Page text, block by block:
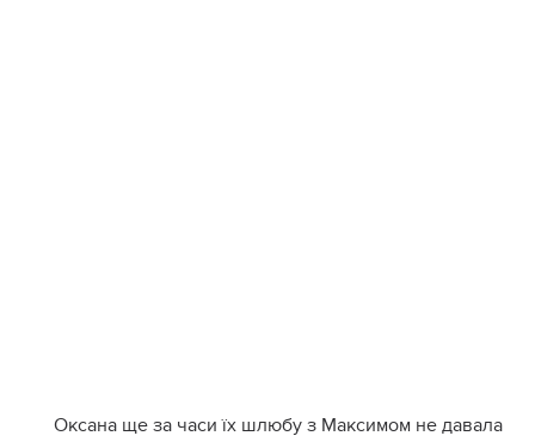
Оксана ще за часи їх шлюбу з Максимом не давала